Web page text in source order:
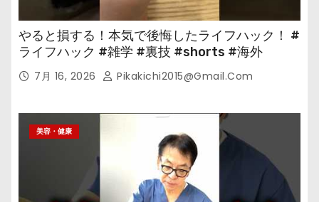
やると損する！本気で後悔したライフハック！ #
ライフハック #雑学 #裏技 #shorts #海外
7月 16, 2026 Pikakichi2015@gmail.com
美容・健康